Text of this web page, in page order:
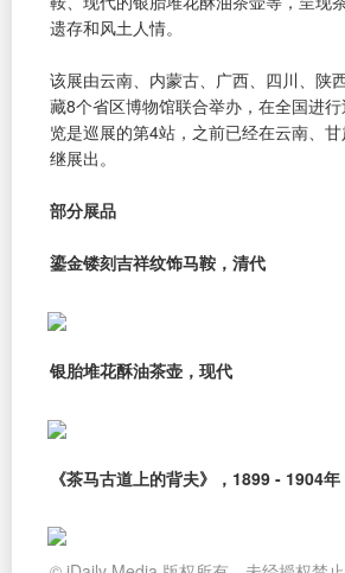
遗存和风土人情。
该展由云南、内蒙古、广西、四川、陕
藏8个省区博物馆联合举办，在全国进
览是巡展的第4站，之前已经在云南、
继展出。
部分展品
鎏金镂刻吉祥纹饰马鞍，清代
银胎堆花酥油茶壶，现代
《茶马古道上的背夫》，1899 - 1904年